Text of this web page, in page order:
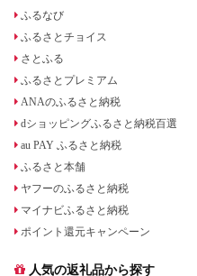
ふるなび
ふるさとチョイス
さとふる
ふるさとプレミアム
ANAのふるさと納税
dショッピングふるさと納税百選
au PAY ふるさと納税
ふるさと本舗
ヤフーのふるさと納税
マイナビふるさと納税
ポイント還元キャンペーン
人気の返礼品から探す